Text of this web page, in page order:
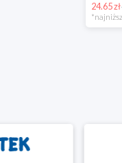
24.65 zł